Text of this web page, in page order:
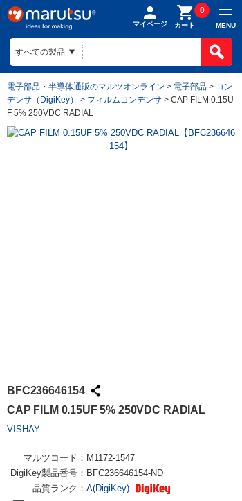
マイページ カート
0
MENU
電子部品・半導体通販のマルツオンライン > 電子部品 > コン
デンサ（DigiKey）
> フィルムコンデンサ > CAP FILM 0.15U
F 5% 250VDC RADIAL
BFC236646154
CAP FILM 0.15UF 5% 250VDC RADIAL
VISHAY
マルツコード： M1172-1547
DigiKey製品番号： BFC236646154-ND
品質ランク： A(DigiKey)